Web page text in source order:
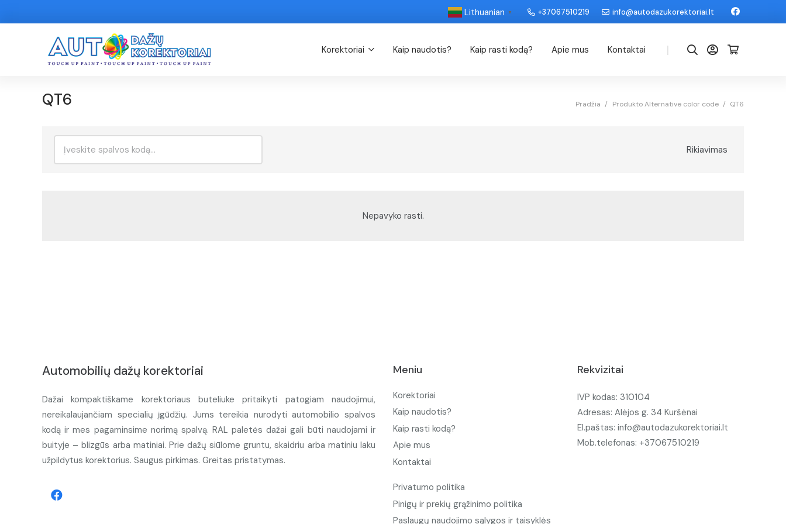
Lithuanian ▼ +37067510219 info@autodazukorektoriai.lt
Korektoriai Kaip naudotis? Kaip rasti kodą? Apie mus Kontaktai |
QT6 Pradžia / Produkto Alternative color code / QT6
Rikiavimas
Nepavyko rasti.
Automobilių dažų korektoriai
Dažai kompaktiškame korektoriaus buteliuke pritaikyti patogiam naudojimui,
nereikalaujančiam specialių įgūdžių. Jums tereikia nurodyti automobilio spalvos
kodą ir mes pagaminsime norimą spalvą. RAL paletės dažai gali būti naudojami ir
buityje – blizgūs arba matiniai. Prie dažų siūlome gruntu, skaidriu arba matiniu laku
užpildytus korektorius. Saugus pirkimas. Greitas pristatymas.
Meniu
Korektoriai
Kaip naudotis?
Kaip rasti kodą?
Apie mus
Kontaktai
Privatumo politika
Pinigų ir prekių grąžinimo politika
Paslaugų naudojimo sąlygos ir taisyklės
Rekvizitai
IVP kodas: 310104
Adresas: Alėjos g. 34 Kuršėnai
El.paštas: info@autodazukorektoriai.lt
Mob.telefonas: +37067510219